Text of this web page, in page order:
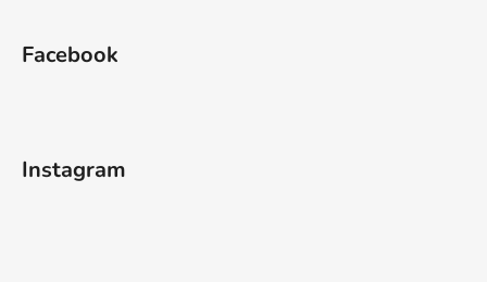
Facebook
Instagram